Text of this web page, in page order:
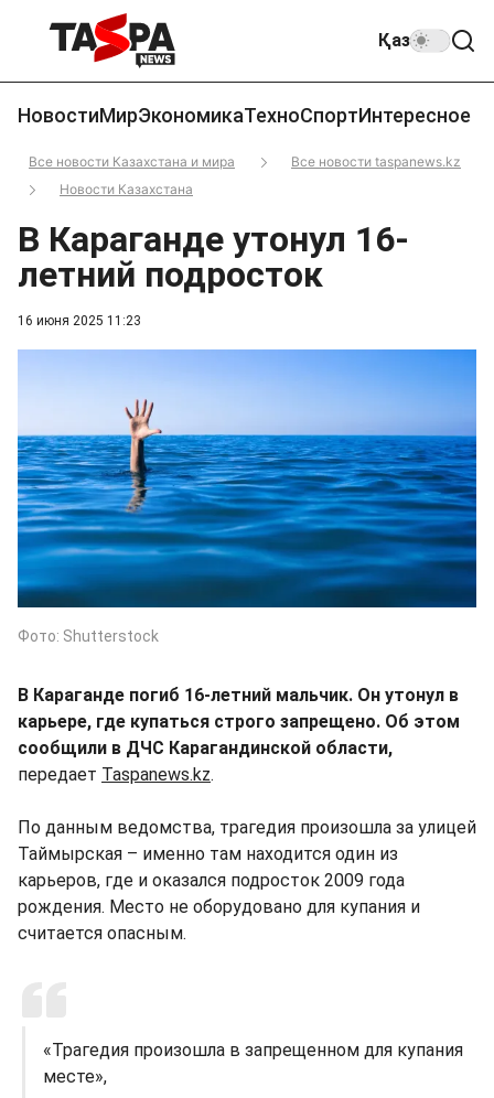
Қаз
НовостиМирЭкономикаТехноСпортИнтересное
Все новости Казахстана и мира
Все новости taspanews.kz
Новости Казахстана
16 июня 2025 11:23
В Караганде утонул 16-
летний подросток
Фото: Shutterstock
В Караганде погиб 16-летний мальчик. Он утонул в
карьере, где купаться строго запрещено. Об этом
сообщили в ДЧС Карагандинской области,
передает Taspanews.kz.
По данным ведомства, трагедия произошла за улицей
Таймырская – именно там находится один из
карьеров, где и оказался подросток 2009 года
рождения. Место не оборудовано для купания и
считается опасным.
«Трагедия произошла в запрещенном для купания
месте»,